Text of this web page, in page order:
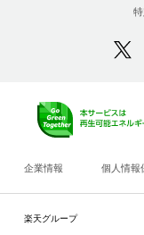
企業情報 個人情報
楽天グループ